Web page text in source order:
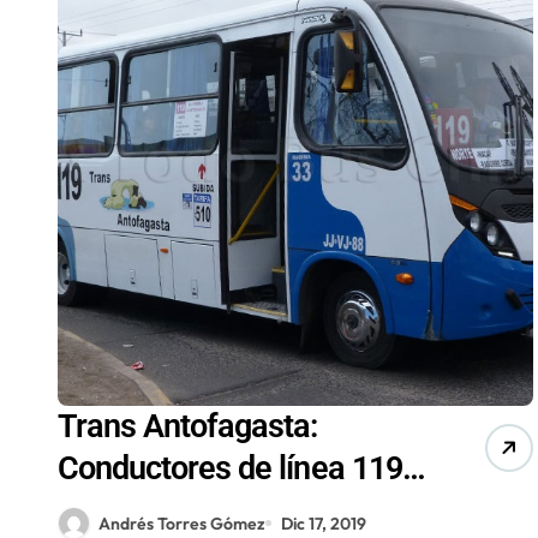
Trans Antofagasta:
Conductores de línea 119
logran preacuerdo por
Andrés Torres Gómez Dic 17, 2019